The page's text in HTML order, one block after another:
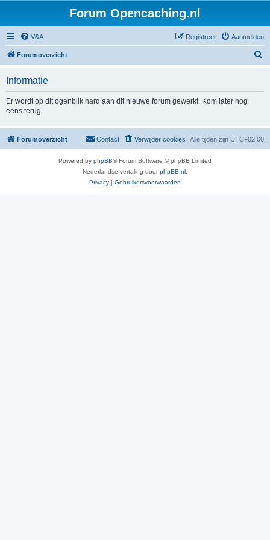
Forum Opencaching.nl
V&A Aanmelden
Registreer
Forumoverzicht
Informatie
Er wordt op dit ogenblik hard aan dit nieuwe forum gewerkt. Kom later nog
eens terug.
Forumoverzicht Alle tijden zijn UTC+02:00
Verwijder cookies
Contact
Powered by phpBB® Forum Software © phpBB Limited
Nederlandse vertaling doorphpBB.nl
Privacy | Gebruikersvoorwaarden